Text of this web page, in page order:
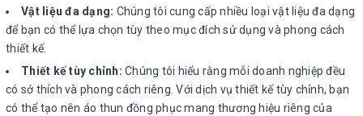
Vật liệu đa dạng: Chúng tôi cung cấp nhiều loại vật liệu đa dạng
để bạn có thể lựa chọn tùy theo mục đích sử dụng và phong cách
thiết kế.
Thiết kế tùy chỉnh: Chúng tôi hiểu rằng mỗi doanh nghiệp đều
có sở thích và phong cách riêng. Với dịch vụ thiết kế tùy chỉnh, bạn
có thể tạo nên áo thun đồng phục mang thương hiệu riêng của